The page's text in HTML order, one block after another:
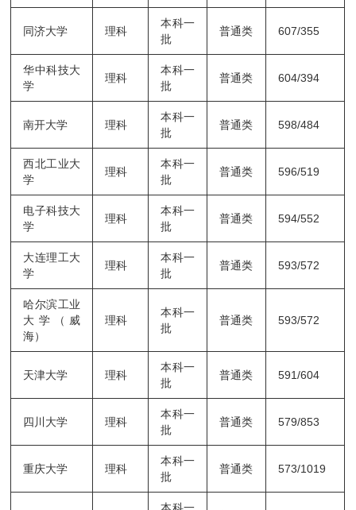
同济大学 理科
本科一
批
普通类 607/355
华中科技大
学
理科
本科一
批
普通类 604/394
南开大学 理科
本科一
批
普通类 598/484
西北工业大
学
理科
本科一
批
普通类 596/519
电子科技大
学
理科
本科一
批
普通类 594/552
大连理工大
学
理科
本科一
批
普通类 593/572
哈尔滨工业
大学（威
海）
理科
本科一
批
普通类 593/572
天津大学 理科
本科一
批
普通类 591/604
四川大学 理科
本科一
批
普通类 579/853
重庆大学 理科
本科一
批
普通类 573/1019